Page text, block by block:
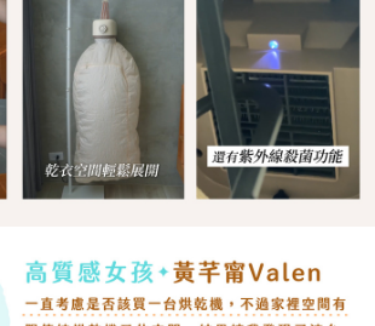
額度；若仍有額度不足之情形，本公司將視審查結果
帳號或使用他人資訊註冊。若發現惡意使用之情形，
將有權停止該用戶之使用額度並採取法律行動。